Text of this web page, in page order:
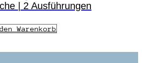
| 2 Ausführungen
Warenkorb